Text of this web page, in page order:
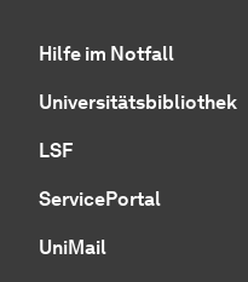
Hilfe im Notfall
Universitätsbibliothek
LSF
ServicePortal
UniMail